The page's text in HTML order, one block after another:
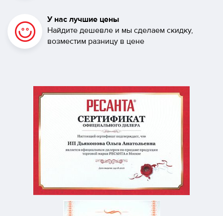
У нас лучшие цены
Найдите дешевле и мы сделаем скидку,
возместим разницу в цене